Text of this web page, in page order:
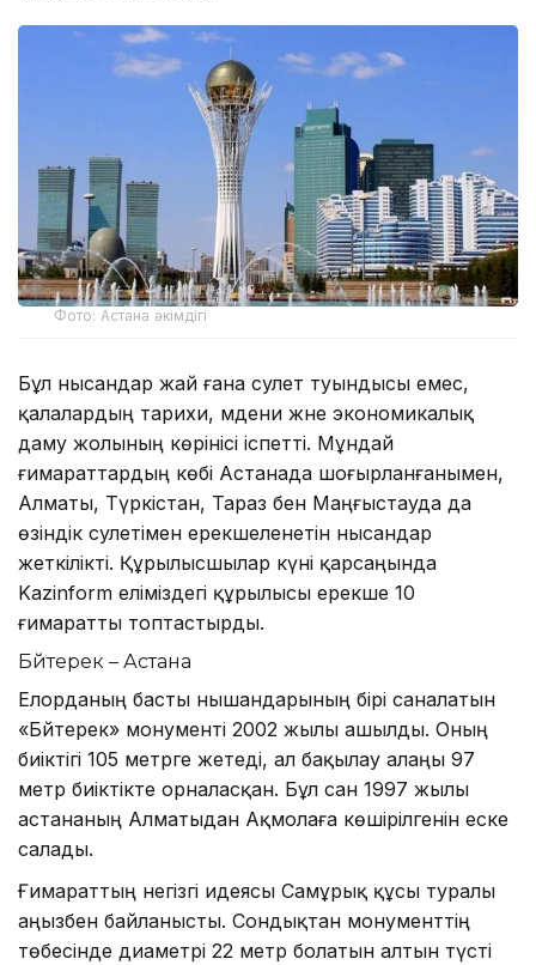
Фото: Астана әкімдігі
Бұл нысандар жай ғана сәулет туындысы емес,
қалалардың тарихи, мәдени және экономикалық
даму жолының көрінісі іспетті. Мұндай
ғимараттардың көбі Астанада шоғырланғанымен,
Алматы, Түркістан, Тараз бен Маңғыстауда да
өзіндік сәулетімен ерекшеленетін нысандар
жеткілікті. Құрылысшылар күні қарсаңында
Kazinform еліміздегі құрылысы ерекше 10
ғимаратты топтастырды.
Бәйтерек – Астана
Елорданың басты нышандарының бірі саналатын
«Бәйтерек» монументі 2002 жылы ашылды. Оның
биіктігі 105 метрге жетеді, ал бақылау алаңы 97
метр биіктікте орналасқан. Бұл сан 1997 жылы
астананың Алматыдан Ақмолаға көшірілгенін еске
салады.
Ғимараттың негізгі идеясы Самұрық құсы туралы
аңызбен байланысты. Сондықтан монументтің
төбесінде диаметрі 22 метр болатын алтын түсті